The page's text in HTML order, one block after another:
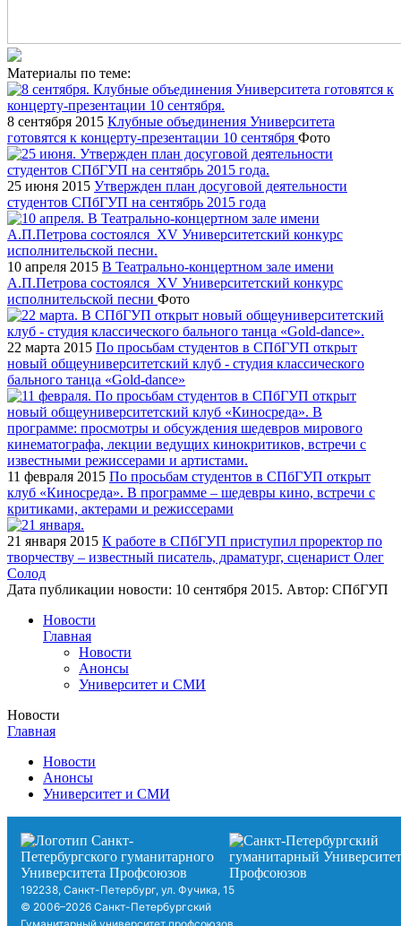
Материалы по теме:
8 сентября 2015 Клубные объединения Университета
готовятся к концерту-презентации 10 сентября Фото
25 июня 2015 Утвержден план досуговой деятельности
студентов СПбГУП на сентябрь 2015 года
10 апреля 2015 В Театрально-концертном зале имени
А.П.Петрова состоялся XV Университетский конкурс
исполнительской песни Фото
22 марта 2015 По просьбам студентов в СПбГУП открыт
новый общеуниверситетский клуб - студия классического
бального танца «Gold-dance»
11 февраля 2015 По просьбам студентов в СПбГУП открыт
клуб «Киносреда». В программе – шедевры кино, встречи с
критиками, актерами и режиссерами
21 января 2015 К работе в СПбГУП приступил проректор по
творчеству – известный писатель, драматург, сценарист Олег
Солод
Дата публикации новости: 10 сентября 2015. Автор: СПбГУП
Новости
Главная
Новости
Анонсы
Университет и СМИ
Новости
Главная
Новости
Анонсы
Университет и СМИ
192238, Санкт-Петербург, ул. Фучика, 15
© 2006–2026 Санкт-Петербургский